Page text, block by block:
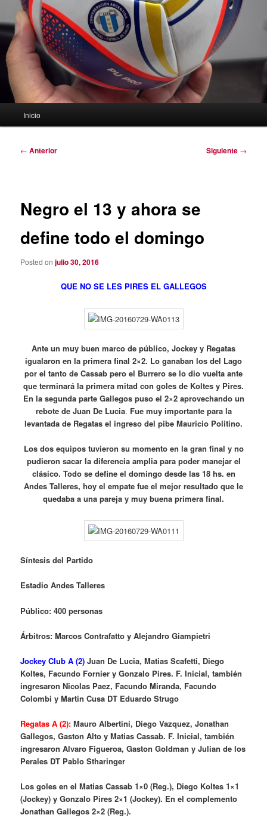
Inicio
Navegación
← Anterior Siguiente →
Negro el 13 y ahora se
define todo el domingo
Posted onjulio 30, 2016
QUE NO SE LES PIRES EL GALLEGOS
Ante un muy buen marco de público, Jockey y Regatas
igualaron en la primera final 2×2. Lo ganaban los del Lago
por el tanto de Cassab pero el Burrero se lo dio vuelta ante
que terminará la primera mitad con goles de Koltes y Pires.
En la segunda parte Gallegos puso el 2×2 aprovechando un
rebote de Juan De Lucia. Fue muy importante para la
levantada de Regatas el ingreso del pibe Mauricio Politino.
Los dos equipos tuvieron su momento en la gran final y no
pudieron sacar la diferencia amplia para poder manejar el
clásico. Todo se define el domingo desde las 18 hs. en
Andes Talleres, hoy el empate fue el mejor resultado que le
quedaba a una pareja y muy buena primera final.
Síntesis del Partido
Estadio Andes Talleres
Público: 400 personas
Árbitros: Marcos Contrafatto y Alejandro Giampietri
Jockey Club A (2) Juan De Lucia, Matias Scafetti, Diego
Koltes, Facundo Fornier y Gonzalo Pires. F. Inicial, también
ingresaron Nicolas Paez, Facundo Miranda, Facundo
Colombi y Martin Cusa DT Eduardo Strugo
Regatas A (2): Mauro Albertini, Diego Vazquez, Jonathan
Gallegos, Gaston Alto y Matias Cassab. F. Inicial, también
ingresaron Alvaro Figueroa, Gaston Goldman y Julian de los
Perales DT Pablo Stharinger
Los goles en el Matias Cassab 1×0 (Reg.), Diego Koltes 1×1
(Jockey) y Gonzalo Pires 2×1 (Jockey). En el complemento
Jonathan Gallegos 2×2 (Reg.).